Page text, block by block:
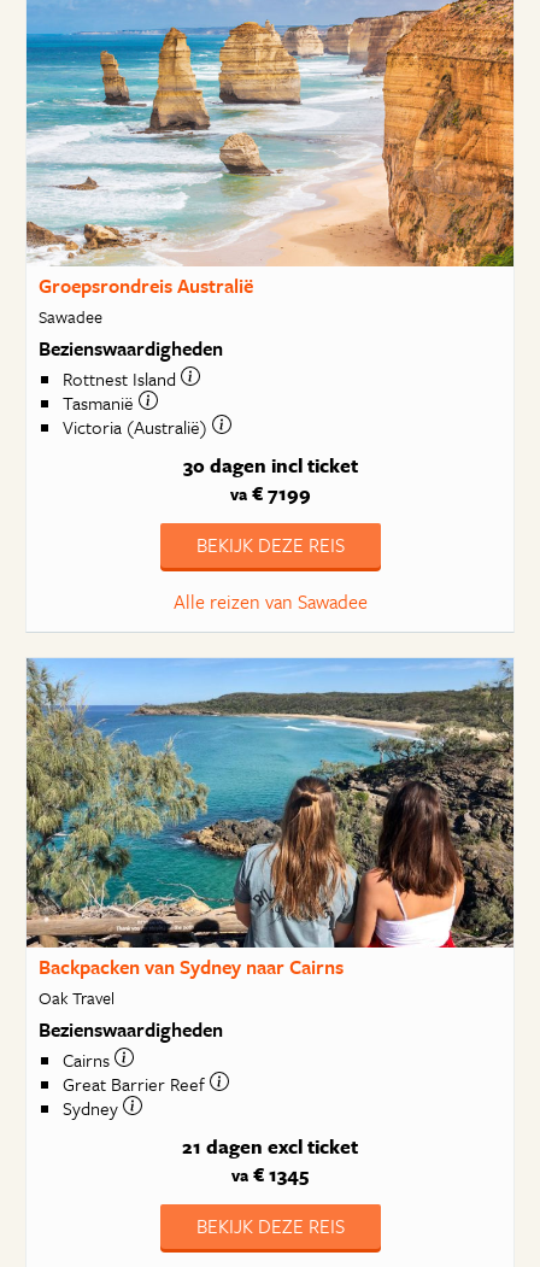
Groepsrondreis Australië
Sawadee
Bezienswaardigheden
Rottnest Island
Tasmanië
Victoria (Australië)
30 dagen incl ticket
va€ 7199
BEKIJK DEZE REIS
Alle reizen van Sawadee
Backpacken van Sydney naar Cairns
Oak Travel
Bezienswaardigheden
Cairns
Great Barrier Reef
Sydney
21 dagen excl ticket
va € 1345
BEKIJK DEZE REIS